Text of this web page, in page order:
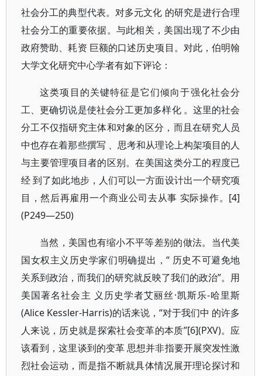
社会分工的典型代表。对多元文化 的研究是进行合理
社会分工的重要依据。与此相关，美国出现了不少由
政府赞助、耗资 巨额的口述历史项目。对此，伯明翰
大学文化研究中心学者有如下评论：
这类项目的关键特征是它们倾向于强化社会分
工、更确切说是使社会分工更加多样化 。这里的社会
分工不仅指研究主体和对象的区分，而且在研究人员
中也存在着那些撰写 、思考和从理论上构架项目的人
与主要管理项目者的区别。在美国这类分工的程度已
经 到了如此地步，人们可以一方面设计出一个研究项
目，然后再雇用一个商业公司去从事 实际操作。[4]
(P249—250)
当然，美国也有缩小不平等差别的做法。当代美
国女权主义历史学家们明确提出，“ 历史不可避免地
关系到政治，而我们的研究就反映了我们的政治”。用
美国著名社会主 义历史学者艾丽丝·凯斯乐-哈里斯
(Alice Kessler-Harris)的话来说，“对于我们中 的许多
人来说，历史就是探索社会变革的本质”[6](PXV)。应
该看到，这里谈到的变革 思想并非指要开展突发性激
烈社会运动，而是指不断就具体情况展开理论探讨和